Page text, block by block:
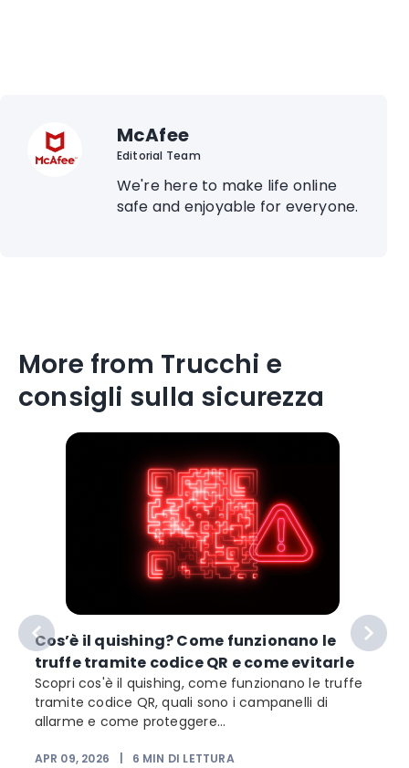
McAfee
Editorial Team
We're here to make life online
safe and enjoyable for everyone.
More from Trucchi e
consigli sulla sicurezza
Cos’è il quishing? Come funzionano le
truffe tramite codice QR e come evitarle
Scopri cos'è il quishing, come funzionano le truffe
tramite codice QR, quali sono i campanelli di
allarme e come proteggere...
APR 09, 2026 6 MIN DI LETTURA